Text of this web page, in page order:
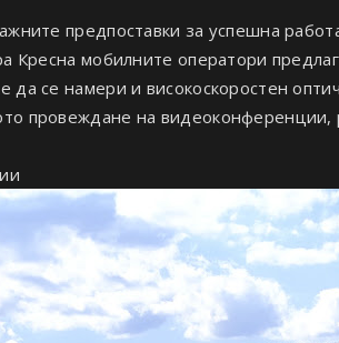
предпоставки за успешна
Кресна мобилните оператори
да се намери и високоскоростен
провеждане на видеоконференции,